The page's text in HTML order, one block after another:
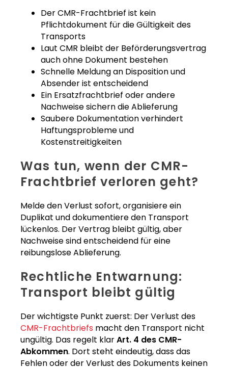
Der CMR-Frachtbrief ist kein
Pflichtdokument für die Gültigkeit des
Transports
Laut CMR bleibt der Beförderungsvertrag
auch ohne Dokument bestehen
Schnelle Meldung an Disposition und
Absender ist entscheidend
Ein Ersatzfrachtbrief oder andere
Nachweise sichern die Ablieferung
Saubere Dokumentation verhindert
Haftungsprobleme und
Kostenstreitigkeiten
Was tun, wenn der CMR-
Frachtbrief verloren geht?
Melde den Verlust sofort, organisiere ein
Duplikat und dokumentiere den Transport
lückenlos. Der Vertrag bleibt gültig, aber
Nachweise sind entscheidend für eine
reibungslose Ablieferung.
Rechtliche Entwarnung:
Transport bleibt gültig
Der wichtigste Punkt zuerst: Der Verlust des
CMR-Frachtbriefs macht den Transport nicht
ungültig. Das regelt klarArt. 4 des CMR-
Abkommen. Dort steht eindeutig, dass das
Fehlen oder der Verlust des Dokuments keinen